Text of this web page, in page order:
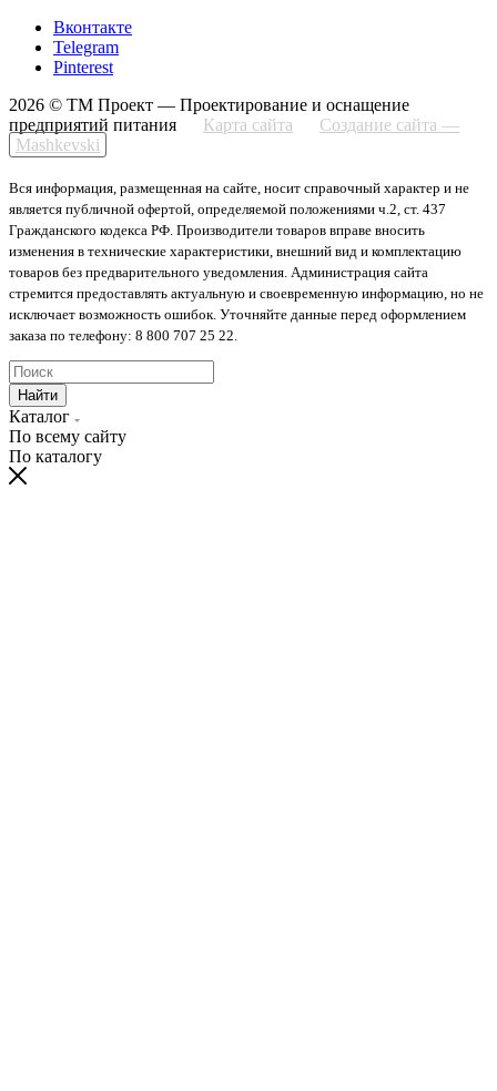
Вконтакте
Telegram
Pinterest
2026 © ТМ Проект — Проектирование и оснащение
предприятий питания
Карта сайта
Создание сайта —
Mashkevski
Вся информация, размещенная на сайте, носит справочный характер и не
является публичной офертой, определяемой положениями ч.2, ст. 437
Гражданского кодекса РФ. Производители товаров вправе вносить
изменения в технические характеристики, внешний вид и комплектацию
товаров без предварительного уведомления. Администрация сайта
стремится предоставлять актуальную и своевременную информацию, но не
исключает возможность ошибок. Уточняйте данные перед оформлением
заказа по телефону: 8 800 707 25 22.
Найти
Каталог
По всему сайту
По каталогу